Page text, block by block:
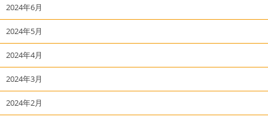
2024年6月
2024年5月
2024年4月
2024年3月
2024年2月